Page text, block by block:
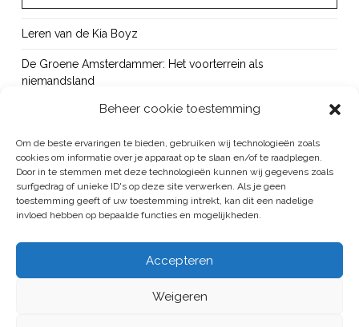
Beheer cookie toestemming
Om de beste ervaringen te bieden, gebruiken wij technologieën zoals
cookies om informatie over je apparaat op te slaan en/of te raadplegen.
Door in te stemmen met deze technologieën kunnen wij gegevens zoals
surfgedrag of unieke ID's op deze site verwerken. Als je geen
toestemming geeft of uw toestemming intrekt, kan dit een nadelige
invloed hebben op bepaalde functies en mogelijkheden.
Accepteren
Weigeren
Leren van de Kia Boyz
De Groene Amsterdammer: Het voorterrein als
niemandsland
Cursus Wapens op school: signaleren, duiden en handelen
OUT!
Bureau Beke ontwikkelt jeugdmonitor Aruba
GROEP